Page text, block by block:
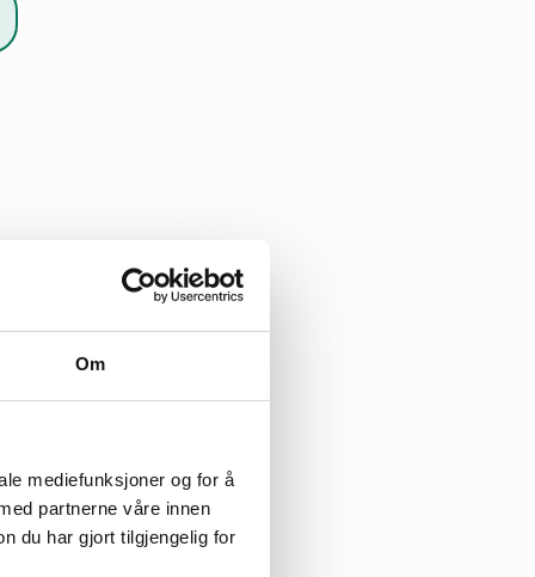
Om
mediefunksjoner og for å
partnerne våre innen
du har gjort tilgjengelig for